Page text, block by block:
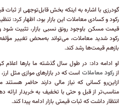
گودرزی با اشاره به اینکه بخش قابل‌توجهی از
رکود و کسادی معاملات این بازار بود، اظهار کرد:
قیمت مسکن باوجود رونق نسبی بازار، تثبیت
رکود شدید معاملات، می‌تواند به‌محض تغییر
بازهم قیمت‌ها رشد کند.
او ادامه داد: در طول سال گذشته ما بارها اعلام
ازرکود معاملات است که در بازارهای موازی مثل
ازاین‌رو کسانی که نیاز مالی دارند حاضر
مناسب‌تر از قبل و حتی با تخفیف به خریدار ارائه
انتظار داشت که ثبات قیمتی بازار ادامه پیدا کند.